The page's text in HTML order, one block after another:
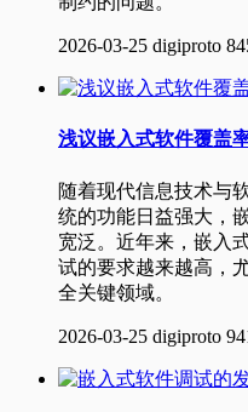
2026-03-25 digiproto
浅议嵌入式软件覆盖
随着现代信息技术与
统的功能日益强大，
宽泛。近年来，嵌入
试的要求越来越高，
全关键领域。
2026-03-25 digiproto